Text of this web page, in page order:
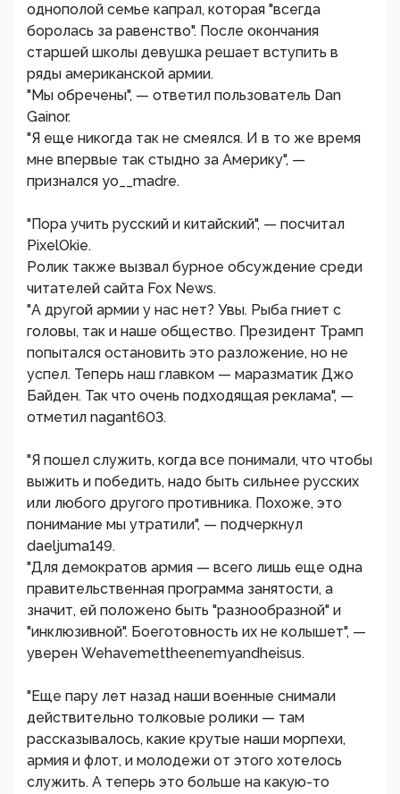
однополой семье капрал, которая "всегда
боролась за равенство". После окончания
старшей школы девушка решает вступить в
ряды американской армии.
"Мы обречены", — ответил пользователь Dan
Gainor.
"Я еще никогда так не смеялся. И в то же время
мне впервые так стыдно за Америку", —
признался yo__madre.
"Пора учить русский и китайский", — посчитал
PixelOkie.
Ролик также вызвал бурное обсуждение среди
читателей сайта Fox News.
"А другой армии у нас нет? Увы. Рыба гниет с
головы, так и наше общество. Президент Трамп
попытался остановить это разложение, но не
успел. Теперь наш главком — маразматик Джо
Байден. Так что очень подходящая реклама", —
отметил nagant603.
"Я пошел служить, когда все понимали, что чтобы
выжить и победить, надо быть сильнее русских
или любого другого противника. Похоже, это
понимание мы утратили", — подчеркнул
daeljuma149.
"Для демократов армия — всего лишь еще одна
правительственная программа занятости, а
значит, ей положено быть "разнообразной" и
"инклюзивной". Боеготовность их не колышет", —
уверен Wehavemettheenemyandheisus.
"Еще пару лет назад наши военные снимали
действительно толковые ролики — там
рассказывалось, какие крутые наши морпехи,
армия и флот, и молодежи от этого хотелось
служить. А теперь это больше на какую-то